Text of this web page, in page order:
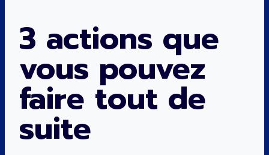
3 actions que
vous pouvez
faire tout de
suite